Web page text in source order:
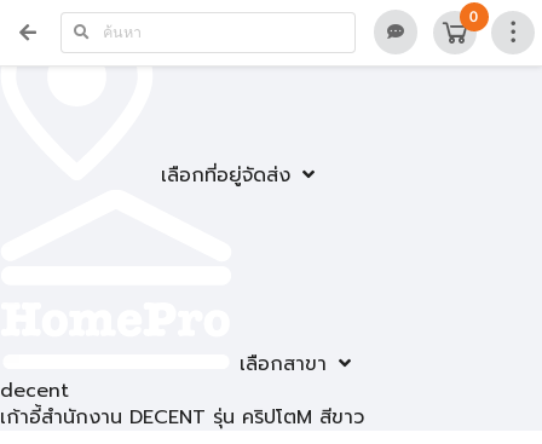
เลือกที่อยู่จัดส่ง
เลือกสาขา
0
decent
เก้าอี้สำนักงาน DECENT รุ่น คริปโตM สีขาว